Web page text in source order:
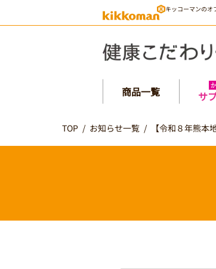
キッコーマンのオ
商品一覧 サ
TOP / お知らせ一覧 / 【令和８年熊本